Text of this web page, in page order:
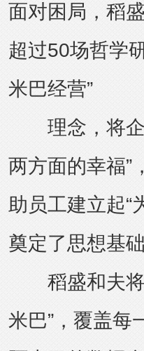
面对困局，稻
超过50场哲学
米巴经营”
理念，将企
两方面的幸福”
助员工建立起“
奠定了思想基础
稻盛和夫将
米巴”，覆盖每